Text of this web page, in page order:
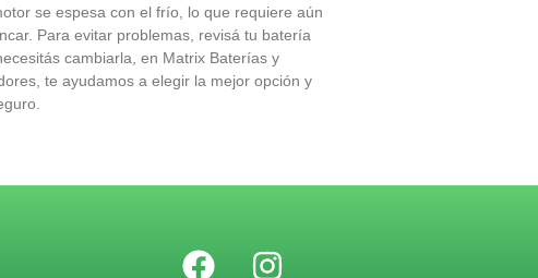
se espesa con el frío, lo que requiere aún
Para evitar problemas, revisá tu batería
cambiarla, en Matrix Baterías y
te ayudamos a elegir la mejor opción y